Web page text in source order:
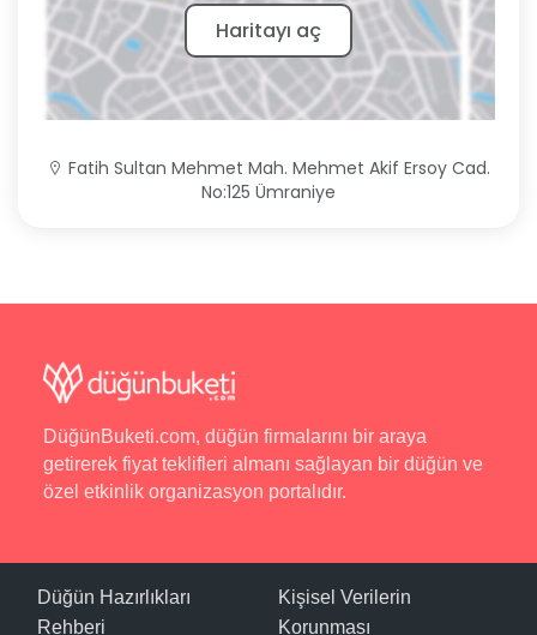
Haritayı aç
Fatih Sultan Mehmet Mah. Mehmet Akif Ersoy Cad.
No:125 Ümraniye
DüğünBuketi.com, düğün firmalarını bir araya
getirerek fiyat teklifleri almanı sağlayan bir düğün ve
özel etkinlik organizasyon portalıdır.
Düğün Hazırlıkları
Rehberi
Kişisel Verilerin
Korunması